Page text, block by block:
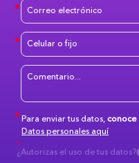
Para enviar tus datos,conoce
Datos personales aquí
¿Autorizas el uso de tus datos?